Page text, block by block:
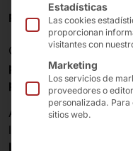
POLYTOUCH®
Con HiMed,Siemens
plataformaabierta y
para servicios
A partir de 2024,
los pacientes a través
InfoPoint
Estadísticas
Las cookies
proporcionan
visitantes con
Marketing
Los servicios de
proveedores o
personalizada. Para
sitios web.